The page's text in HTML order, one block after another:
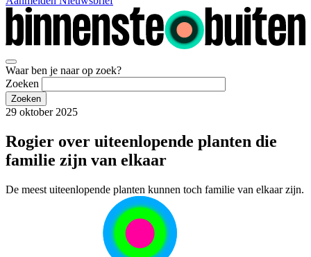
Waar ben je naar op zoek?
Zoeken
29 oktober 2025
Rogier over uiteenlopende planten die
familie zijn van elkaar
De meest uiteenlopende planten kunnen toch familie van elkaar zijn.